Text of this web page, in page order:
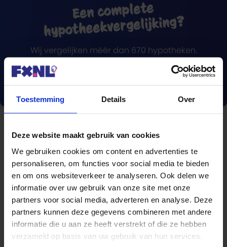
Toestemming Details Over
Deze website maakt gebruik van cookies
We gebruiken cookies om content en advertenties te
personaliseren, om functies voor social media te bieden
en om ons websiteverkeer te analyseren. Ook delen we
informatie over uw gebruik van onze site met onze
partners voor social media, adverteren en analyse. Deze
partners kunnen deze gegevens combineren met andere
informatie die u aan ze heeft verstrekt of die ze hebben
verzameld op basis van uw gebruik van hun services.
Een complete
hypotheekvergelijking?
Wij vergelijken méér dan 670 hypotheken.
Blogcategorieën
Hypotheek
Lenen
Beleggen